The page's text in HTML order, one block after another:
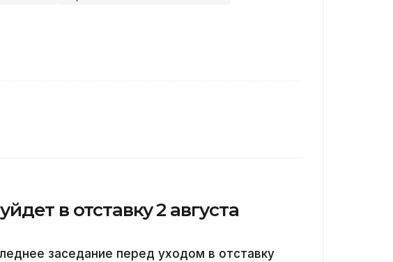
в отставку 2 августа
заседание перед уходом в отставку